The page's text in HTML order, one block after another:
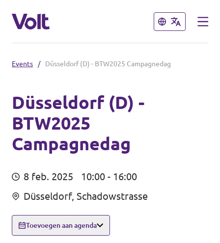
Sluiten
Communities
Volt Almelo
Volt Deventer
Volt Enschede
Sluiten
Standpunten
Over Volt
Mensen
Agenda
Events / Düsseldorf (D) - BTW2025 Campagnedag
Düsseldorf (D) -
BTW2025
Campagnedag
8 feb. 2025
10:00 - 16:00
Düsseldorf, Schadowstrasse
Toevoegen aan agenda